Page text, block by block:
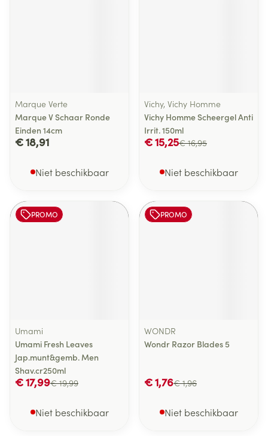
Marque Verte
Marque V Schaar Ronde
Einden 14cm
€ 18,91
Niet beschikbaar
Vichy, Vichy Homme
Vichy Homme Scheergel Anti
Irrit. 150ml
€ 16,95
€ 15,25
Niet beschikbaar
PROMO
Umami
Umami Fresh Leaves
Jap.munt&gemb. Men
Shav.cr250ml
€ 19,99
€ 17,99
Niet beschikbaar
PROMO
WONDR
Wondr Razor Blades 5
€ 1,96
€ 1,76
Niet beschikbaar